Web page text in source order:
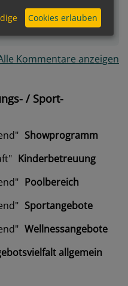
Qualitätslevel.
Kommentare anzeigen
/ Sport-
Showprogramm
Kinderbetreuung
Poolbereich
Sportangebote
Wellnessangebote
allgemein
Cookies erlauben